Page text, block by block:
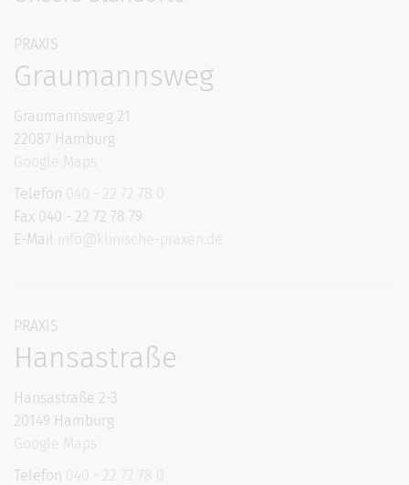
PRAXIS
Graumannsweg
Graumannsweg 21
22087 Hamburg
Google Maps
Telefon 040 - 22 72 78 0
Fax 040 - 22 72 78 79
E-Mail info@klinische-praxen.de
PRAXIS
Hansastraße
Hansastraße 2-3
20149 Hamburg
Google Maps
Telefon 040 - 22 72 78 0